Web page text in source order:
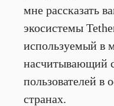
мне рассказать
экосистемы
используемый в
насчитывающий
пользователей в
странах.